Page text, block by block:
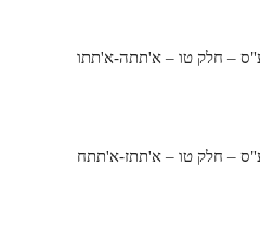
– חלק טו – א'תתה-א'תתו
– חלק טו – א'תתז-א'תתח